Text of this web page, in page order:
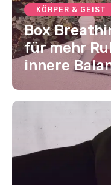
KÖRPER & GEIST
Box
für mehr
innere